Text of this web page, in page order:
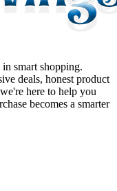
smart shopping.
deals, honest product
here to help you
becomes a smarter